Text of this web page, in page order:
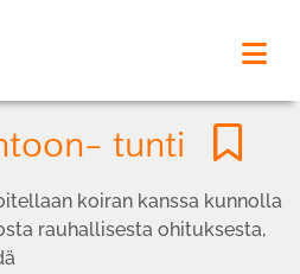
tunti
koiran kanssa kunnolla
rauhallisesta ohituksesta,